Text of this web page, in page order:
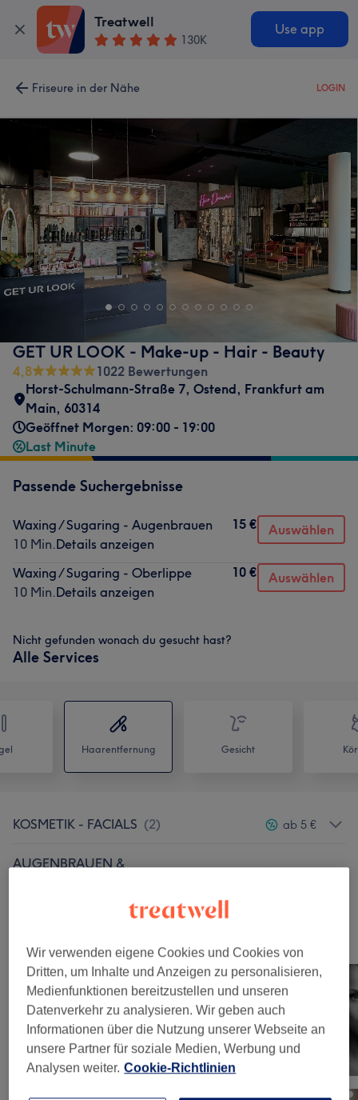
Treatwell
130K
Use app
Friseure in der Nähe LOGIN
GET UR LOOK - Make-up - Hair - Beauty
4,8
1022 Bewertungen
Horst-Schulmann-Straße 7, Ostend, Frankfurt am
Main, 60314
Geöffnet Morgen: 09:00 - 19:00
Last Minute
Passende Suchergebnisse
Waxing / Sugaring - Augenbrauen
10 Min.Details anzeigen
15 € Auswählen
Waxing / Sugaring - Oberlippe
10 Min.Details anzeigen
10 € Auswählen
Nicht gefunden wonach du gesucht hast?
Alle Services
Haarentfernung Gesicht
KOSMETIK - FACIALS (2) ab 5 €
AUGENBRAUEN &
Bild anklicken für weitere Details
Wir verwenden eigene Cookies und Cookies von
Dritten, um Inhalte und Anzeigen zu personalisieren,
Medienfunktionen bereitzustellen und unseren
Datenverkehr zu analysieren. Wir geben auch
Informationen über die Nutzung unserer Webseite an
unsere Partner für soziale Medien, Werbung und
Analysen weiter. Cookie-Richtlinien